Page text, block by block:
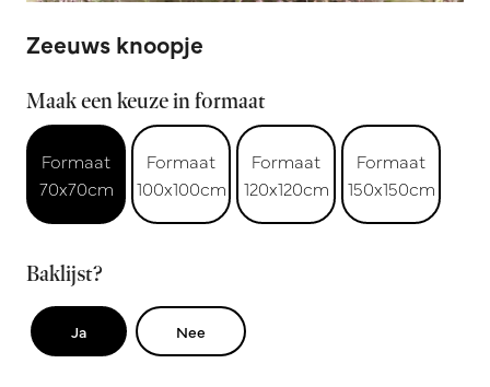
Zeeuws knoopje
Maak een keuze in formaat
Formaat
70x70cm
Formaat
100x100cm
Formaat
120x120cm
Formaat
150x150cm
Baklijst?
Ja Nee